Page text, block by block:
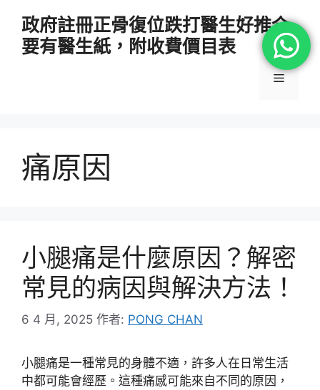
政府註冊正骨復位跌打醫生好推介
要有醫生紙，附收費價目表
選
痛原因
小腿痛是什麼原因？解密
常見的病因與解決方法！
6 4 月, 2025 作者: PONG CHAN
小腿痛是一種常見的身體不適，許多人在日常生活
中都可能會經歷。這種痛感可能來自不同的原因，